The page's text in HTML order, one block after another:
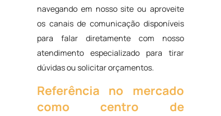
navegando em nosso site ou aproveite
os canais de comunicação disponíveis
para falar diretamente com nosso
atendimento especializado para tirar
dúvidas ou solicitar orçamentos.
Referência no mercado
como centro de